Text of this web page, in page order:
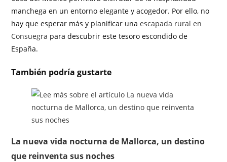
manchega en un entorno elegante y acogedor. Por ello, no
hay que esperar más y planificar unaescapada rural en
Consuegra para descubrir este tesoro escondido de
España.
También podría gustarte
La nueva vida nocturna de Mallorca, un destino
que reinventa sus noches